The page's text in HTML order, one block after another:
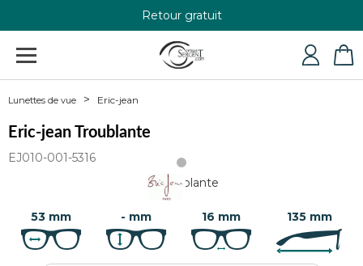
Retour gratuit
+33 4 79 24 76 84
Lunettes de vue Eric-jean
Eric-jean Troublante
EJ010-001-5316
53 mm - mm 16 mm 135 mm